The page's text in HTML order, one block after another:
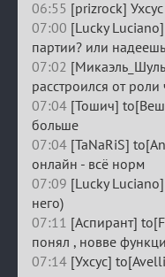
06:55 [prizrock]
07:00 [Lucky
партии? или
07:02
расстроился от
07:04 [Тошич]
больше
07:04 [TaNaRiS]
онлайн - всё норм
07:09 [Lucky
него)
07:11 [Аспирант]
понял , новве
07:14 [Ухсус]